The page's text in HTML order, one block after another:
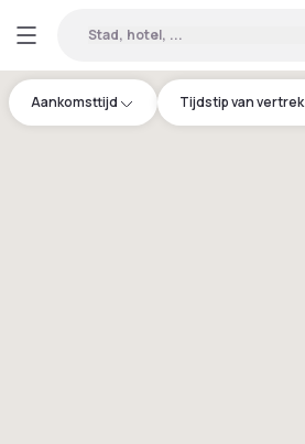
Stad, hotel, ...
Aankomsttijd Tijdstip van vertrek